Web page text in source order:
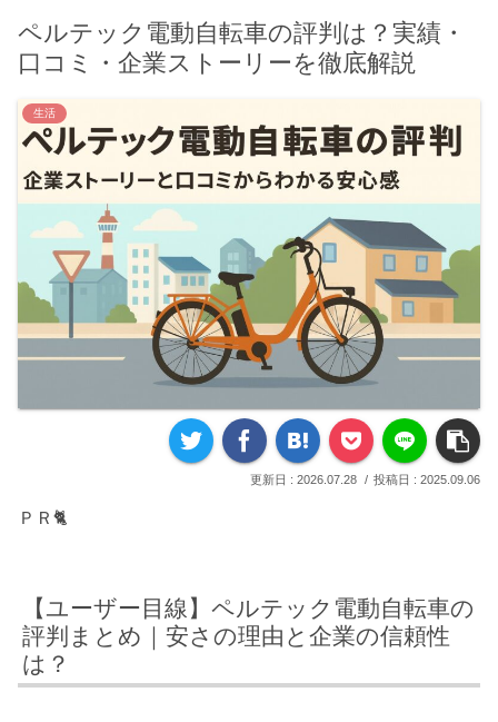
ペルテック電動自転車の評判は？実績・
口コミ・企業ストーリーを徹底解説
生活
2026.07.28 2025.09.06
ＰＲ🐈
【ユーザー目線】ペルテック電動自転車の
評判まとめ｜安さの理由と企業の信頼性
は？